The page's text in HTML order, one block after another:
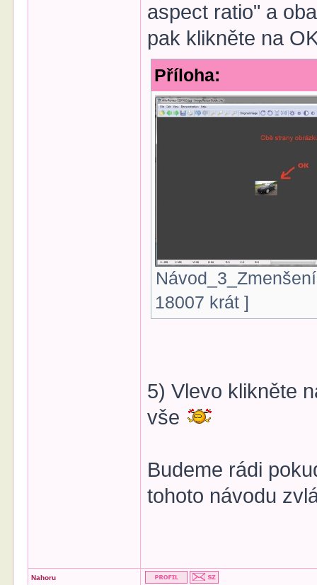
aspect ratio" a
pak klikněte na
Příloha:
18007 krát ]
5) Vlevo klikněte
vše
Budeme rádi
tohoto návodu
Nahoru